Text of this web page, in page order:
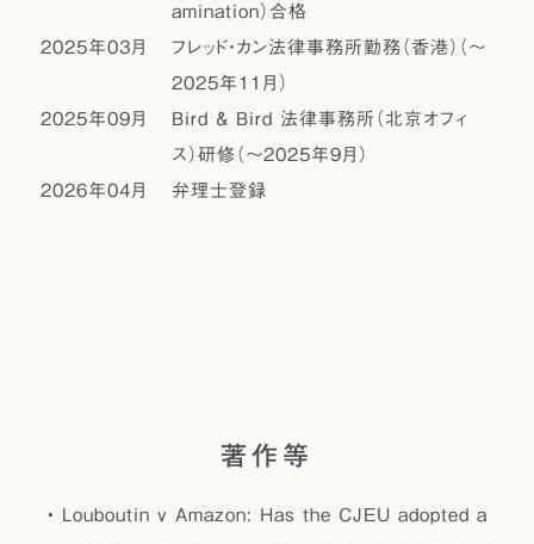
amination）合格
2025年03月
フレッド・カン法律事務所勤務（香港）（〜
2025年11月）
2025年09月
Bird & Bird 法律事務所（北京オフィ
ス）研修（〜2025年9月）
2026年04月
弁理士登録
著作等
Louboutin v Amazon: Has the CJEU adopted a